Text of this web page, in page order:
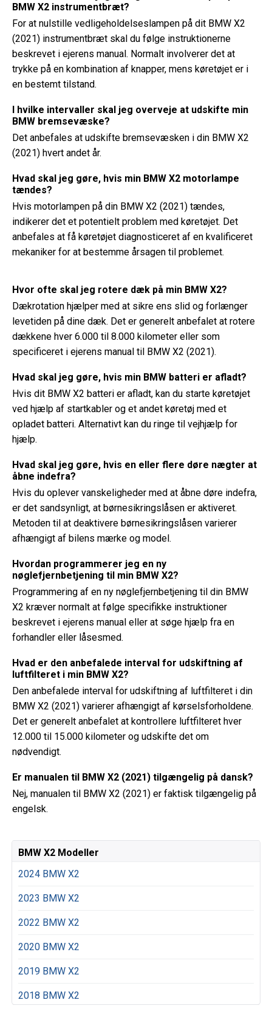
BMW X2 instrumentbræt?
For at nulstille vedligeholdelseslampen på dit BMW X2
(2021) instrumentbræt skal du følge instruktionerne
beskrevet i ejerens manual. Normalt involverer det at
trykke på en kombination af knapper, mens køretøjet er i
en bestemt tilstand.
I hvilke intervaller skal jeg overveje at udskifte min
BMW bremsevæske?
Det anbefales at udskifte bremsevæsken i din BMW X2
(2021) hvert andet år.
Hvad skal jeg gøre, hvis min BMW X2 motorlampe
tændes?
Hvis motorlampen på din BMW X2 (2021) tændes,
indikerer det et potentielt problem med køretøjet. Det
anbefales at få køretøjet diagnosticeret af en kvalificeret
mekaniker for at bestemme årsagen til problemet.
Hvor ofte skal jeg rotere dæk på min BMW X2?
Dækrotation hjælper med at sikre ens slid og forlænger
levetiden på dine dæk. Det er generelt anbefalet at rotere
dækkene hver 6.000 til 8.000 kilometer eller som
specificeret i ejerens manual til BMW X2 (2021).
Hvad skal jeg gøre, hvis min BMW batteri er afladt?
Hvis dit BMW X2 batteri er afladt, kan du starte køretøjet
ved hjælp af startkabler og et andet køretøj med et
opladet batteri. Alternativt kan du ringe til vejhjælp for
hjælp.
Hvad skal jeg gøre, hvis en eller flere døre nægter at
åbne indefra?
Hvis du oplever vanskeligheder med at åbne døre indefra,
er det sandsynligt, at børnesikringslåsen er aktiveret.
Metoden til at deaktivere børnesikringslåsen varierer
afhængigt af bilens mærke og model.
Hvordan programmerer jeg en ny
nøglefjernbetjening til min BMW X2?
Programmering af en ny nøglefjernbetjening til din BMW
X2 kræver normalt at følge specifikke instruktioner
beskrevet i ejerens manual eller at søge hjælp fra en
forhandler eller låsesmed.
Hvad er den anbefalede interval for udskiftning af
luftfilteret i min BMW X2?
Den anbefalede interval for udskiftning af luftfilteret i din
BMW X2 (2021) varierer afhængigt af kørselsforholdene.
Det er generelt anbefalet at kontrollere luftfilteret hver
12.000 til 15.000 kilometer og udskifte det om
nødvendigt.
Er manualen til BMW X2 (2021) tilgængelig på dansk?
Nej, manualen til BMW X2 (2021) er faktisk tilgængelig på
engelsk.
BMW X2 Modeller
2024 BMW X2
2023 BMW X2
2022 BMW X2
2020 BMW X2
2019 BMW X2
2018 BMW X2